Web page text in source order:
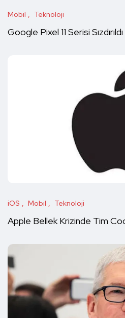
Mobil Teknoloji
Google Pixel 11 Serisi Sızdırıldı
iOS Mobil Teknoloji
Apple Bellek Krizinde Tim